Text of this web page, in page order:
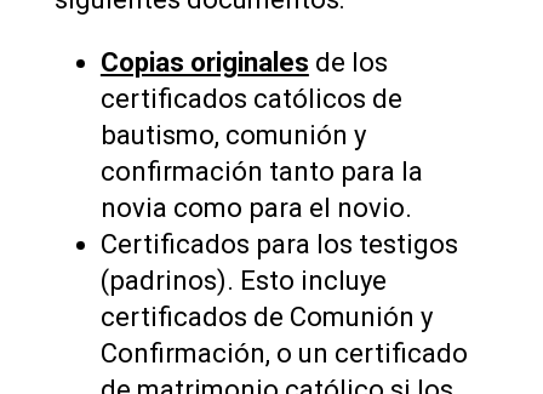
Copias originales de los
certificados católicos de
bautismo, comunión y
confirmación tanto para la
novia como para el novio.
Certificados para los testigos
(padrinos). Esto incluye
certificados de Comunión y
Confirmación, o un certificado